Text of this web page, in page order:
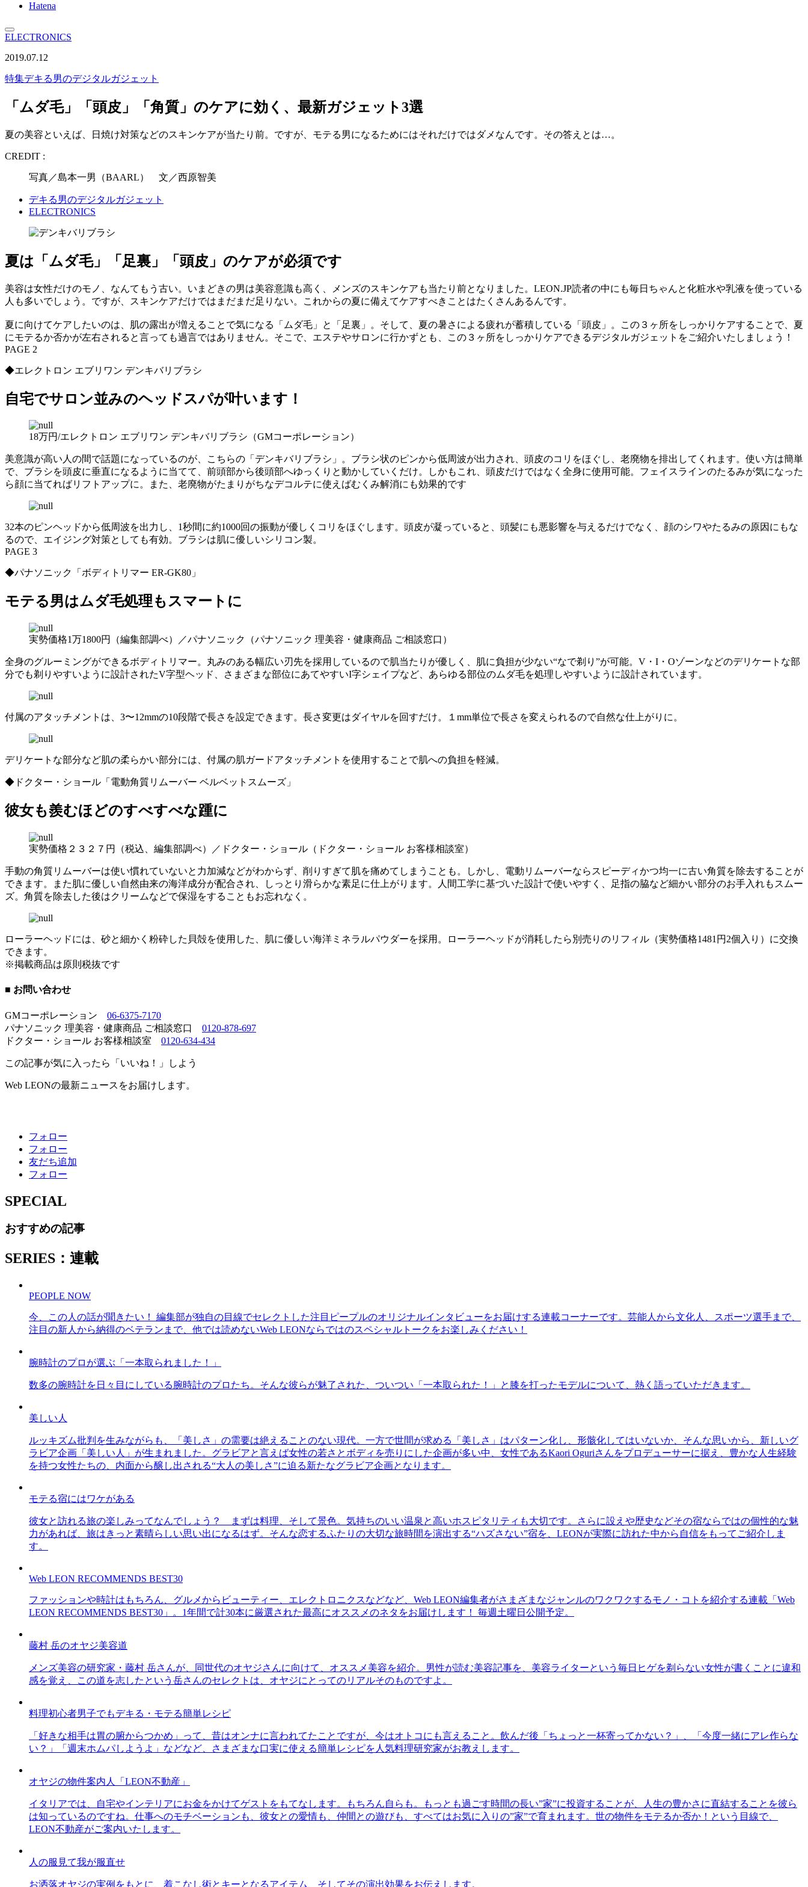
Hatena
ELECTRONICS
2019.07.12
特集デキる男のデジタルガジェット
「ムダ毛」「頭皮」「角質」のケアに効く、最新ガジェット3選
夏の美容といえば、日焼け対策などのスキンケアが当たり前。ですが、モテる男になるためにはそれだけではダメなんです。その答えとは…。
CREDIT :
写真／島本一男（BAARL） 文／西原智美
デキる男のデジタルガジェット
ELECTRONICS
夏は「ムダ毛」「足裏」「頭皮」のケアが必須です
美容は女性だけのモノ、なんてもう古い。いまどきの男は美容意識も高く、メンズのスキンケアも当たり前となりました。LEON.JP読者の中にも毎日ちゃんと化粧水や乳液を使っている
人も多いでしょう。ですが、スキンケアだけではまだまだ足りない。これからの夏に備えてケアすべきことはたくさんあるんです。
夏に向けてケアしたいのは、肌の露出が増えることで気になる「ムダ毛」と「足裏」。そして、夏の暑さによる疲れが蓄積している「頭皮」。この３ヶ所をしっかりケアすることで、夏
にモテるか否かが左右されると言っても過言ではありません。そこで、エステやサロンに行かずとも、この３ヶ所をしっかりケアできるデジタルガジェットをご紹介いたしましょう！
PAGE 2
◆エレクトロン エブリワン デンキバリブラシ
自宅でサロン並みのヘッドスパが叶います！
18万円/エレクトロン エブリワン デンキバリブラシ（GMコーポレーション）
美意識が高い人の間で話題になっているのが、こちらの「デンキバリブラシ」。ブラシ状のピンから低周波が出力され、頭皮のコリをほぐし、老廃物を排出してくれます。使い方は簡単
で、ブラシを頭皮に垂直になるように当てて、前頭部から後頭部へゆっくりと動かしていくだけ。しかもこれ、頭皮だけではなく全身に使用可能。フェイスラインのたるみが気になった
ら顔に当てればリフトアップに。また、老廃物がたまりがちなデコルテに使えばむくみ解消にも効果的です
32本のピンヘッドから低周波を出力し、1秒間に約1000回の振動が優しくコリをほぐします。頭皮が凝っていると、頭髪にも悪影響を与えるだけでなく、顔のシワやたるみの原因にもな
るので、エイジング対策としても有効。ブラシは肌に優しいシリコン製。
PAGE 3
◆パナソニック「ボディトリマー ER-GK80」
モテる男はムダ毛処理もスマートに
実勢価格1万1800円（編集部調べ）／パナソニック（パナソニック 理美容・健康商品 ご相談窓口）
全身のグルーミングができるボディトリマー。丸みのある幅広い刃先を採用しているので肌当たりが優しく、肌に負担が少ない“なで剃り”が可能。V・I・Oゾーンなどのデリケートな部
分でも剃りやすいように設計されたV字型ヘッド、さまざまな部位にあてやすいI字シェイプなど、あらゆる部位のムダ毛を処理しやすいように設計されています。
付属のアタッチメントは、3〜12mmの10段階で長さを設定できます。長さ変更はダイヤルを回すだけ。１mm単位で長さを変えられるので自然な仕上がりに。
デリケートな部分など肌の柔らかい部分には、付属の肌ガードアタッチメントを使用することで肌への負担を軽減。
◆ドクター・ショール「電動角質リムーバー ベルベットスムーズ」
彼女も羨むほどのすべすべな踵に
実勢価格２３２７円（税込、編集部調べ）／ドクター・ショール（ドクター・ショール お客様相談室）
手動の角質リムーバーは使い慣れていないと力加減などがわからず、削りすぎて肌を痛めてしまうことも。しかし、電動リムーバーならスピーディかつ均一に古い角質を除去することが
できます。また肌に優しい自然由来の海洋成分が配合され、しっとり滑らかな素足に仕上がります。人間工学に基づいた設計で使いやすく、足指の脇など細かい部分のお手入れもスムー
ズ。角質を除去した後はクリームなどで保湿をすることもお忘れなく。
ローラーヘッドには、砂と細かく粉砕した貝殻を使用した、肌に優しい海洋ミネラルパウダーを採用。ローラーヘッドが消耗したら別売りのリフィル（実勢価格1481円2個入り）に交換
できます。
※掲載商品は原則税抜です
■ お問い合わせ
GMコーポレーション 06-6375-7170
パナソニック 理美容・健康商品 ご相談窓口 0120‐878‐697
ドクター・ショール お客様相談室 0120-634-434
この記事が気に入ったら「いいね！」しよう
Web LEONの最新ニュースをお届けします。
フォロー
フォロー
友だち追加
フォロー
SPECIAL
おすすめの記事
SERIES：連載
PEOPLE NOW
今、この人の話が聞きたい！ 編集部が独自の目線でセレクトした注目ピープルのオリジナルインタビューをお届けする連載コーナーです。芸能人から文化人、スポーツ選手まで、
注目の新人から納得のベテランまで、他では読めないWeb LEONならではのスペシャルトークをお楽しみください！
腕時計のプロが選ぶ「一本取られました！」
数多の腕時計を日々目にしている腕時計のプロたち。そんな彼らが魅了された、ついつい「一本取られた！」と膝を打ったモデルについて、熱く語っていただきます。
美しい人
ルッキズム批判を生みながらも、「美しさ」の需要は絶えることのない現代。一方で世間が求める「美しさ」はパターン化し、形骸化してはいないか、そんな思いから、新しいグ
ラビア企画「美しい人」が生まれました。グラビアと言えば女性の若さとボディを売りにした企画が多い中、女性であるKaori Oguriさんをプロデューサーに据え、豊かな人生経験
を持つ女性たちの、内面から醸し出される“大人の美しさ”に迫る新たなグラビア企画となります。
モテる宿にはワケがある
彼女と訪れる旅の楽しみってなんでしょう？ まずは料理、そして景色。気持ちのいい温泉と高いホスピタリティも大切です。さらに設えや歴史などその宿ならではの個性的な魅
力があれば、旅はきっと素晴らしい思い出になるはず。そんな恋するふたりの大切な旅時間を演出する“ハズさない”宿を、LEONが実際に訪れた中から自信をもってご紹介しま
す。
Web LEON RECOMMENDS BEST30
ファッションや時計はもちろん、グルメからビューティー、エレクトロニクスなどなど、Web LEON編集者がさまざまなジャンルのワクワクするモノ・コトを紹介する連載「Web
LEON RECOMMENDS BEST30」。1年間で計30本に厳選された最高にオススメのネタをお届けします！ 毎週土曜日公開予定。
藤村 岳のオヤジ美容道
メンズ美容の研究家・藤村 岳さんが、同世代のオヤジさんに向けて、オススメ美容を紹介。男性が読む美容記事を、美容ライターという毎日ヒゲを剃らない女性が書くことに違和
感を覚え、この道を志したという岳さんのセレクトは、オヤジにとってのリアルそのものですよ。
料理初心者男子でもデキる・モテる簡単レシピ
「好きな相手は胃の腑からつかめ」って、昔はオンナに言われてたことですが、今はオトコにも言えること。飲んだ後「ちょっと一杯寄ってかない？」、「今度一緒にアレ作らな
い？」「週末ホムパしようよ」などなど、さまざまな口実に使える簡単レシピを人気料理研究家がお教えします。
オヤジの物件案内人「LEON不動産」
イタリアでは、自宅やインテリアにお金をかけてゲストをもてなします。もちろん自らも。もっとも過ごす時間の長い”家”に投資することが、人生の豊かさに直結することを彼ら
は知っているのですね。仕事へのモチベーションも、彼女との愛情も、仲間との遊びも、すべてはお気に入りの”家”で育まれます。世の物件をモテるか否か！という目線で、
LEON不動産がご案内いたします。
人の服見て我が服直せ
お洒落オヤジの実例をもとに、着こなし術とキーとなるアイテム、そしてその演出効果をお伝えします。